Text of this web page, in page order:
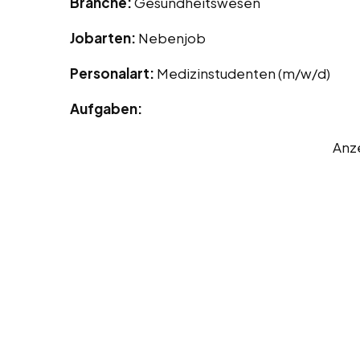
Jobarten: Nebenjob
Personalart: Medizinstudenten (m/w/d)
Aufgaben: